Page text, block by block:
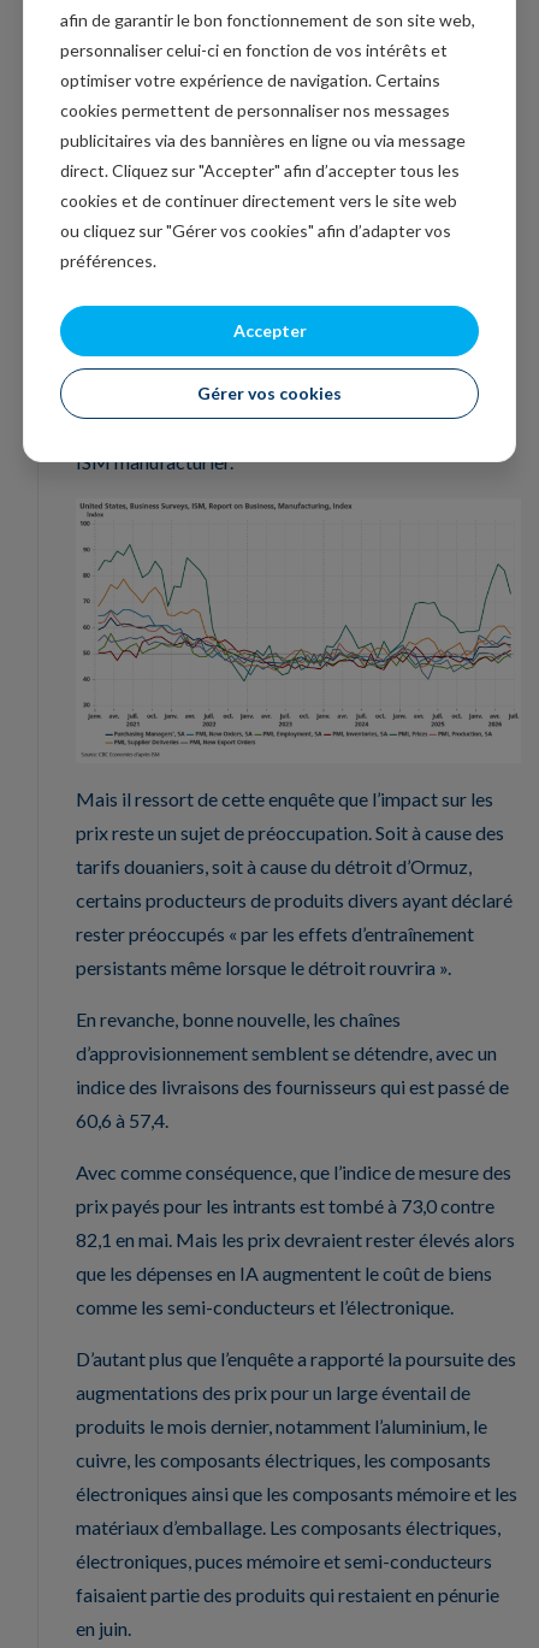
nous avons quand même eu la bulle internet. Cela ne
veut pas dire qu’il ne peut pas y avoir une période où le
marché s’emballe, et, on voit un enracinement ».
C’est la question qui est sur toutes les lèvres pour le
asiatiques est clairement le résultat de dégagements
sur les valeurs liées à l’IA, suite en grande partie, à des
Un léger ralentissement
De l’activité manufacturière aux Etats-Unis après
ISM manufacturier.
Mais il ressort de cette enquête que l’impact sur les
prix reste un sujet de préoccupation. Soit à cause des
tarifs douaniers, soit à cause du détroit d’Ormuz,
certains producteurs de produits divers ayant déclaré
rester préoccupés « par les effets d’entraînement
persistants même lorsque le détroit rouvrira ».
En revanche, bonne nouvelle, les chaînes
d’approvisionnement semblent se détendre, avec un
indice des livraisons des fournisseurs qui est passé de
60,6 à 57,4.
Avec comme conséquence, que l’indice de mesure des
prix payés pour les intrants est tombé à 73,0 contre
82,1 en mai. Mais les prix devraient rester élevés alors
que les dépenses en IA augmentent le coût de biens
comme les semi-conducteurs et l’électronique.
D’autant plus que l’enquête a rapporté la poursuite des
augmentations des prix pour un large éventail de
produits le mois dernier, notamment l’aluminium, le
cuivre, les composants électriques, les composants
électroniques ainsi que les composants mémoire et les
matériaux d’emballage. Les composants électriques,
électroniques, puces mémoire et semi-conducteurs
faisaient partie des produits qui restaient en pénurie
en juin.
afin de garantir le bon fonctionnement de son site web,
personnaliser celui-ci en fonction de vos intérêts et
optimiser votre expérience de navigation. Certains
cookies permettent de personnaliser nos messages
publicitaires via des bannières en ligne ou via message
direct. Cliquez sur "Accepter" afin d’accepter tous les
cookies et de continuer directement vers le site web
ou cliquez sur "Gérer vos cookies" afin d’adapter vos
préférences.
Accepter
Gérer vos cookies